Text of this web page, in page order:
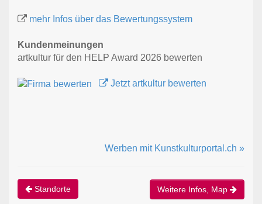
mehr Infos über das Bewertungssystem
Kundenmeinungen
artkultur für den HELP Award 2026 bewerten
Jetzt artkultur bewerten
Werben mit Kunstkulturportal.ch »
Standorte Weitere Infos, Map